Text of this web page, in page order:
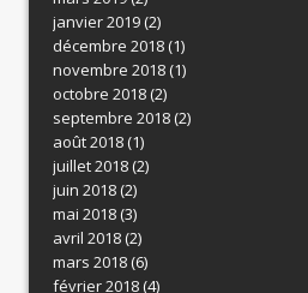
janvier 2019(2)
décembre 2018(1)
novembre 2018(1)
octobre 2018(2)
septembre 2018(2)
août 2018(1)
juillet 2018(2)
juin 2018(2)
mai 2018(3)
avril 2018(2)
mars 2018(6)
février 2018(4)